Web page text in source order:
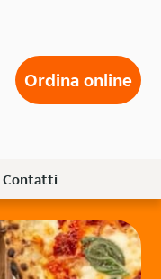
Ordina online
Contatti